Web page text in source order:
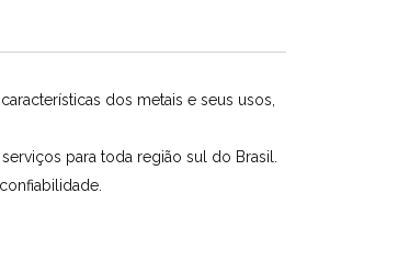
dos metais e seus usos,
para toda região sul do Brasil.